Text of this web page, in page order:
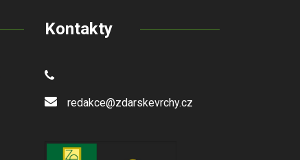
Kontakty
redakce@zdarskevrchy.cz